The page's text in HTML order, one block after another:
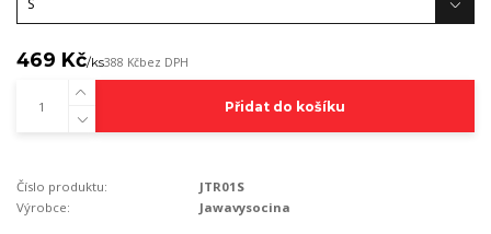
469 Kč/ks388 Kčbez DPH
Přidat do košíku
Číslo produktu:
JTR01S
Výrobce:
Jawavysocina